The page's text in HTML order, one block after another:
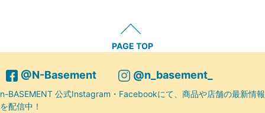
PAGE TOP
@N-Basement @n_basement_
n-BASEMENT 公式Instagram・Facebookにて、商品や店舗の最新情報
を配信中！